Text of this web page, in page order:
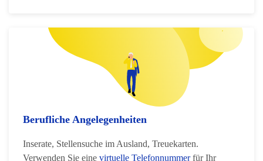
Berufliche Angelegenheiten
Inserate, Stellensuche im Ausland, Treuekarten.
Verwenden Sie eine virtuelle Telefonnummerfür Ihr